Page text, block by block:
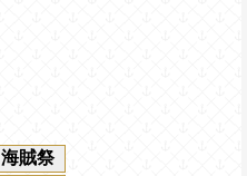
海賊祭